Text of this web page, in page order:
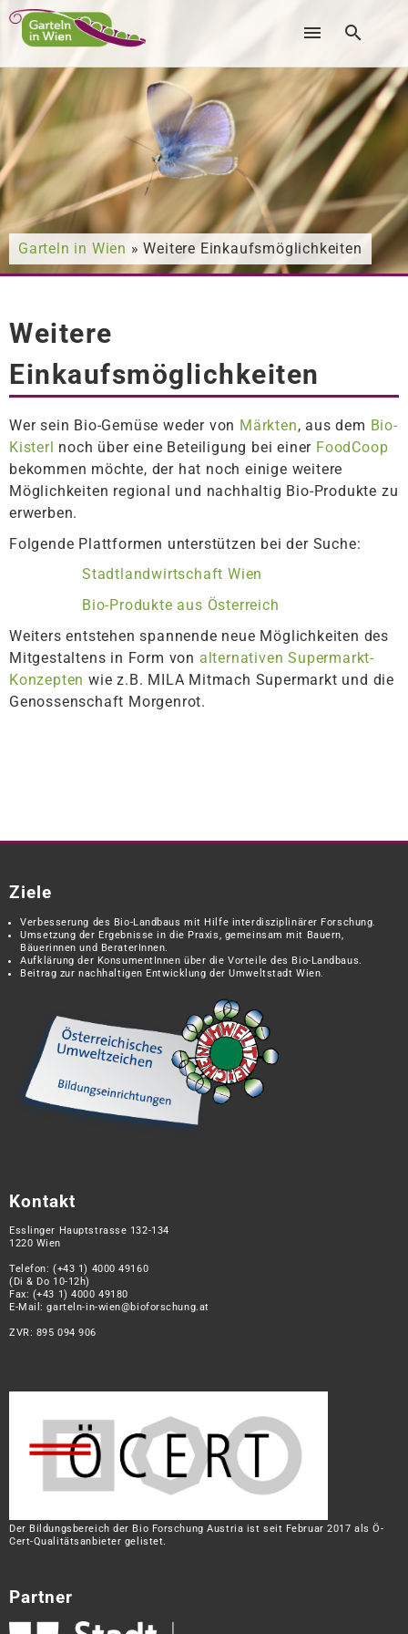
Nach was suchen Sie?
Garteln in Wien » Weitere Einkaufsmöglichkeiten
Weitere
Einkaufsmöglichkeiten
Wer sein Bio-Gemüse weder von Märkten, aus dem Bio-
Kisterl noch über eine Beteiligung bei einer FoodCoop
bekommen möchte, der hat noch einige weitere
Möglichkeiten regional und nachhaltig Bio-Produkte zu
erwerben.
Folgende Plattformen unterstützen bei der Suche:
Stadtlandwirtschaft Wien
Bio-Produkte aus Österreich
Weiters entstehen spannende neue Möglichkeiten des
Mitgestaltens in Form von alternativen Supermarkt-
Konzepten wie z.B. MILA Mitmach Supermarkt und die
Genossenschaft Morgenrot.
Ziele
Verbesserung des Bio-Landbaus mit Hilfe interdisziplinärer Forschung.
Umsetzung der Ergebnisse in die Praxis, gemeinsam mit Bauern,
Bäuerinnen und BeraterInnen.
Aufklärung der KonsumentInnen über die Vorteile des Bio-Landbaus.
Beitrag zur nachhaltigen Entwicklung der Umweltstadt Wien.
Kontakt
Esslinger Hauptstrasse 132-134
1220 Wien
Telefon:(+43 1) 4000 49160
(Di & Do 10-12h)
Fax: (+43 1) 4000 49180
E-Mail:garteln-in-wien@bioforschung.at
ZVR: 895 094 906
Der Bildungsbereich der Bio Forschung Austria ist seit Februar 2017 als Ö-
Cert-Qualitätsanbieter gelistet.
Partner